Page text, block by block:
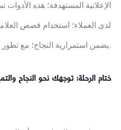
الإعلانية المستهدفة؛ هذه
لدى العملاء؛ استخدام قصص
يضمن استمرارية النجاح؛ مع تطور التكنولوجيا، يمكن الاستفادة من الأدوات الجديدة لتحقيق توسع أكبر في السوق الإلكترونية.
ختام الرحلة: توجهك نحو النجاح